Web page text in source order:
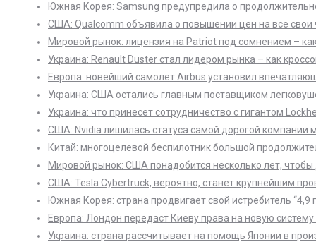
Южная Корея: Samsung предупредила о
США: Qualcomm объявила о повышении цен на все свои
Мировой рынок: лицензия на Patriot под сомнением –
Украина: Renault Duster стал лидером рынка – как
Европа: новейший самолет Airbus установил
Украина: США остались главным поставщиком
Украина: что принесет сотрудничество с гигантом
США: Nvidia лишилась статуса самой дорогой компании
Китай: многоцелевой беспилотник большой
Мировой рынок: США понадобится несколько лет,
США: Tesla Cybertruck, вероятно, станет крупнейшим
Южная Корея: страна продвигает свой истребитель “4,9
Европа: Лондон передаст Киеву права на новую
Украина: страна рассчитывает на помощь Японии в